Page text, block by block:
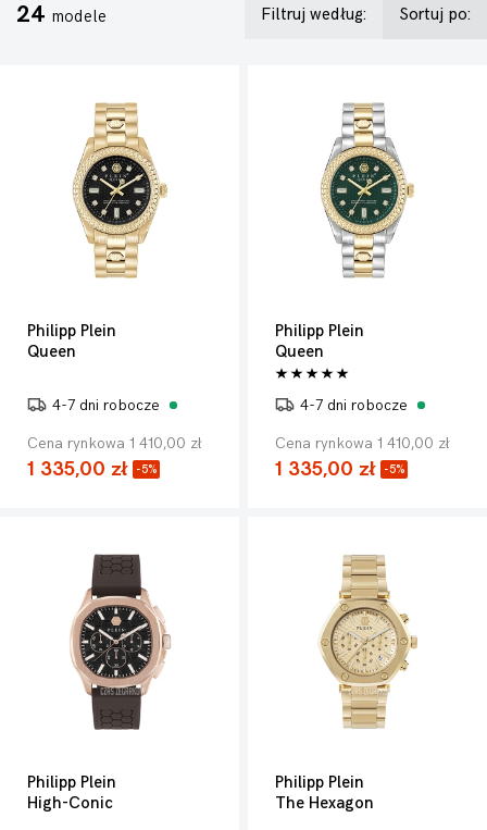
24 modele Sortuj po:
Filtruj według:
Philipp Plein
Queen
4-7 dni robocze
Cena rynkowa 1 410,00 zł
1 335,00 zł -5%
Philipp Plein
Queen
4-7 dni robocze
Cena rynkowa 1 410,00 zł
1 335,00 zł -5%
Philipp Plein
High-Conic
Philipp Plein
The Hexagon